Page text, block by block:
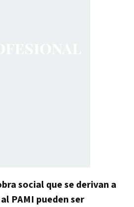
social que se derivan a
PAMI pueden ser